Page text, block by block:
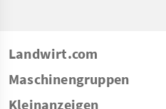
Landwirt.com
Maschinengruppen
Kleinanzeigen